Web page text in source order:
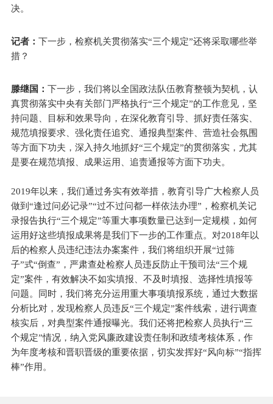
决。
记者：下一步，检察机关贯彻落实“三个规定”还将采取哪些举
措？
滕继国：下一步，我们将以全国政法队伍教育整顿为契机，认
真贯彻落实中央有关部门严格执行“三个规定”的工作意见，坚
持问题、目标和效果导向，在深化教育引导、抓好责任落实、
规范填报要求、强化责任追究、通报典型案件、营造社会氛围
等方面下功夫，深入持久地抓好“三个规定”的贯彻落实，尤其
是要在规范填报、成果运用、追责通报等方面下功夫。
2019年以来，我们通过务实有效举措，教育引导广大检察人员
做到“逢过问必记录”“过不过问都一样依法办理”，检察机关记
录报告执行“三个规定”等重大事项数量已达到一定规模，如何
运用好这些填报成果将是我们下一步的工作重点。对2018年以
后的检察人员违纪违法办案案件，我们将组织开展“过筛
子”式“倒查”，严肃查处检察人员违反防止干预司法“三个规
定”案件，有效解决不如实填报、不及时填报、选择性填报等
问题。同时，我们将充分运用重大事项填报系统，通过大数据
分析比对，发现检察人员违反“三个规定”案件线索，进行调查
核实后，对典型案件通报曝光。我们还将把检察人员执行“三
个规定”情况，纳入党风廉政建设责任制和政绩考核体系，作
为年度考核和晋职晋级的重要依据，切实发挥好“风向标”“指挥
棒”作用。